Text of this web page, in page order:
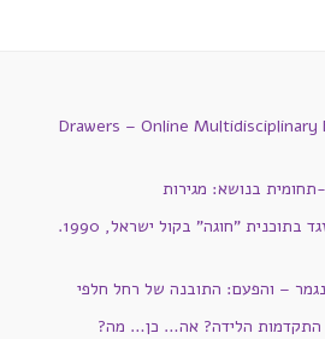
Drawers – Online
בנושא: מגירות
החומר הוא צלילים – יבשם עזגד בתוכנית "חוגה" בקול ישראל, 1990.
נגמר – והפעם: התובנה של רחל חלפי
התקדמות הלידה? אה… כן… מה?